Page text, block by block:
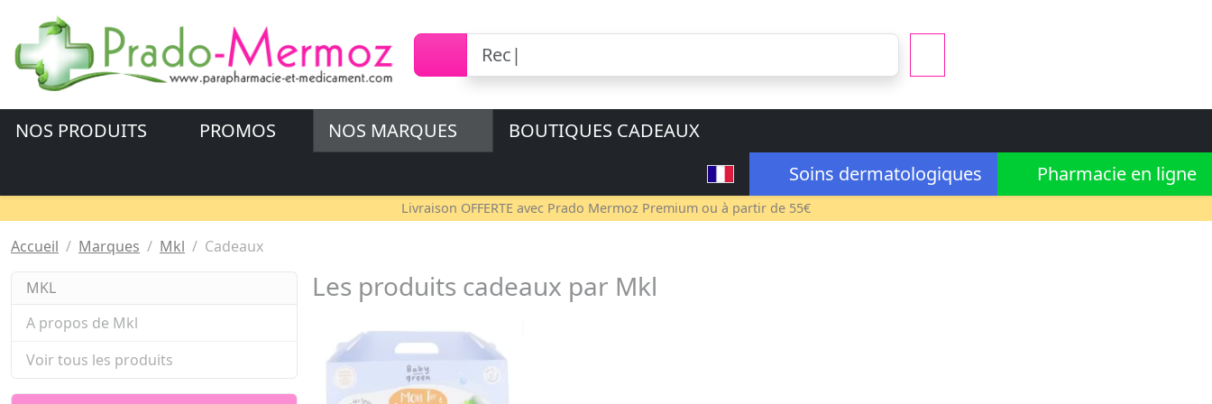
NOS PRODUITS PROMOS NOS MARQUES
BOUTIQUES CADEAUX
Soins dermatologiques
Pharmacie en ligne
Livraison OFFERTE avec Prado Mermoz Premium ou à partir de 55€
Accueil Marques Mkl Cadeaux
MKL
A propos de Mkl
Voir tous les produits
Les produits cadeaux par Mkl